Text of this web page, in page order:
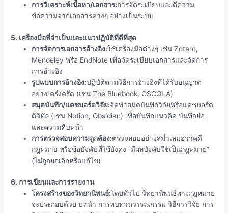
การวิเคราะห์เนื้อหา/เอกสาร:การจัดระเบียบและตีความ
ข้อความจากเอกสารต่างๆ อย่างเป็นระบบ
5. เครื่องมือที่จำเป็นและแนวปฏิบัติที่ดีที่สุด
การจัดการเอกสารอ้างอิง:ใช้เครื่องมือต่างๆ เช่น Zotero,
Mendeley หรือ EndNote เพื่อจัดระเบียบเอกสารและจัดการ
การอ้างอิง
รูปแบบการอ้างอิง:ปฏิบัติตามวิธีการอ้างอิงที่ได้รับอนุญาต
อย่างเคร่งครัด (เช่น The Bluebook, OSCOLA)
สมุดบันทึก/แดชบอร์ดวิจัย:จัดทำสมุดบันทึกวิจัยหรือแดชบอร์ด
ดิจิทัล (เช่น Notion, Obsidian) เพื่อบันทึกแนวคิด บันทึกย่อ
และความคืบหน้า
การตรวจสอบความถูกต้อง:ตรวจสอบอย่างสม่ำเสมอว่าคดี
กฎหมาย หรือข้อบังคับที่ใช้ยังคง “มีผลบังคับใช้เป็นกฎหมาย”
(ไม่ถูกยกเลิกหรือแก้ไข)
6. การเขียนและการรายงาน
โครงสร้างของวิทยานิพนธ์:โดยทั่วไป วิทยานิพนธ์ทางกฎหมาย
จะประกอบด้วย บทนำ การทบทวนวรรณกรรม วิธีการวิจัย การ